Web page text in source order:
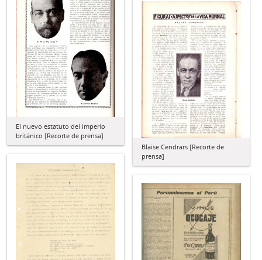
El nuevo estatuto del imperio
británico [Recorte de prensa]
Blaise Cendrars [Recorte de
prensa]